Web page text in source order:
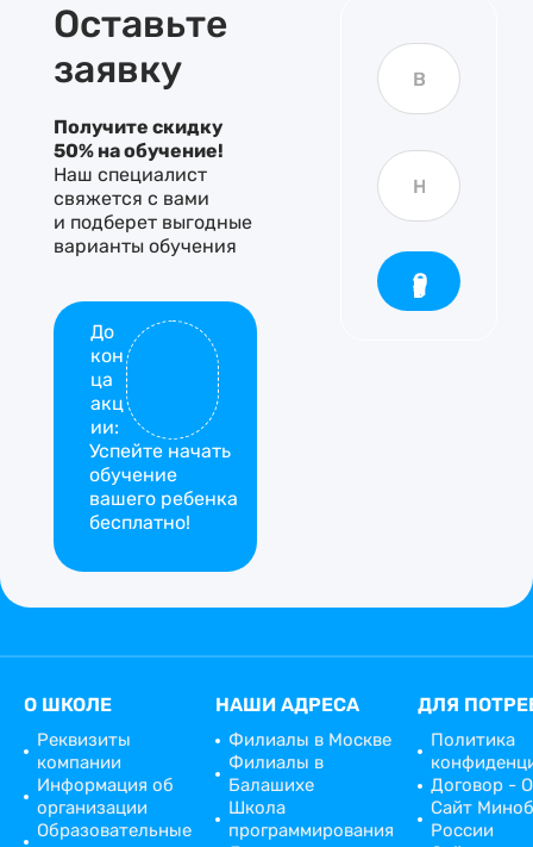
Оставьте
заявку
Получите скидку
50% на обучение!
Наш специалист
свяжется с вами
и подберет выгодные
варианты обучения
До
кон
ца
акц
ии:
Успейте начать
обучение
вашего ребенка
бесплатно!
е
л
е
н
u
f
o
r
И
м
я
Т
е
л
ф
о
н
Отправить
О ШКОЛЕ
Реквизиты
компании
Информация об
организации
Образовательные
НАШИ АДРЕСА
Филиалы в Москве
Филиалы в
Балашихе
Школа
программирования
ДЛЯ
Политика
Договор -
Сайт
России